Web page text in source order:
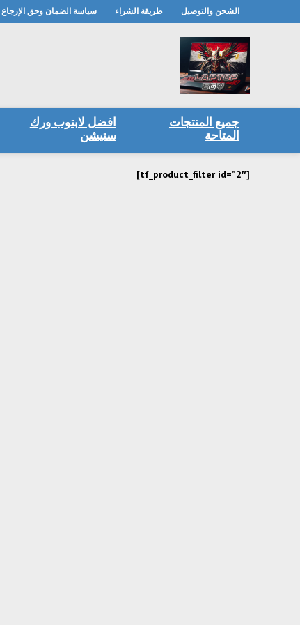
الشحن والتوصيل طريقة الشراء سياسة الضمان وحق الإرجاع
جميع المنتجات
المتاحة
افضل لابتوب ورك
ستيشن
[tf_product_filter id=”2″]